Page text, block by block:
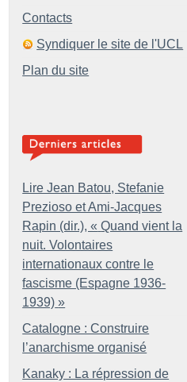
Contacts
Syndiquer le site de l'UCL
Plan du site
Lire Jean Batou, Stefanie
Prezioso et Ami-Jacques
Rapin (dir.), « Quand vient la
nuit. Volontaires
internationaux contre le
fascisme (Espagne 1936-
1939) »
Catalogne : Construire
l’anarchisme organisé
Kanaky : La répression de